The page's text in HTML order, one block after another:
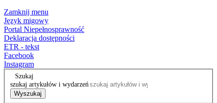
Zamknij menu
Język migowy
Portal Niepełnosprawność
Deklaracja dostępności
ETR - tekst
Facebook
Instagram
Szukaj
szukaj artykułów i wydarzeń
Wyszukaj